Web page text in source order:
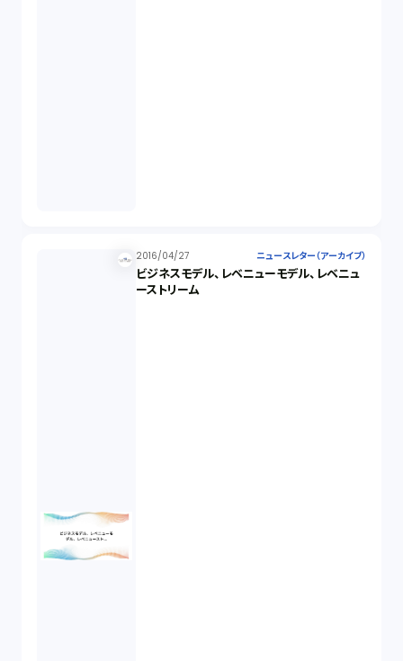
2016/04/27 ニュースレター（アーカイブ）
ビジネスモデル、レベニューモデル、レベニュ
ーストリーム